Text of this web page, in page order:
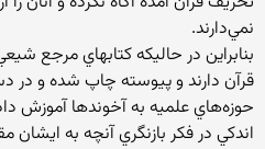
نمي‌دارند.
بنابراين‌ در حاليكه‌ كتابهاي‌ مرجع‌
قرآن‌ دارند و پيوسته‌ چاپ‌ شده‌ و در
حوزه‌هاي‌ علميه‌ به‌ آخوندها آموزش‌
اندكي‌ در فكر بازنگري ‌آنچه‌ به‌